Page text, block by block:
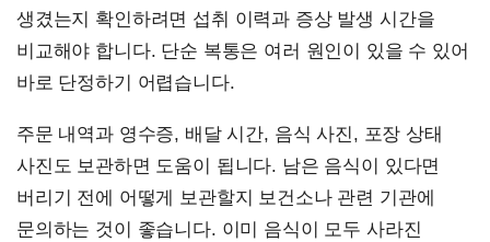
생겼는지 확인하려면 섭취 이력과 증상 발생 시간을
비교해야 합니다. 단순 복통은 여러 원인이 있을 수 있어
바로 단정하기 어렵습니다.
주문 내역과 영수증, 배달 시간, 음식 사진, 포장 상태
사진도 보관하면 도움이 됩니다. 남은 음식이 있다면
버리기 전에 어떻게 보관할지 보건소나 관련 기관에
문의하는 것이 좋습니다. 이미 음식이 모두 사라진